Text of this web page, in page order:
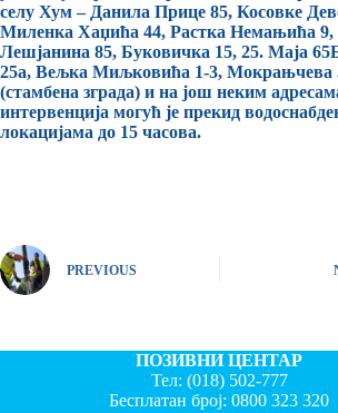
селу Хум – Данила Прице 85, Косовке
Миленка Хаџића 44, Растка Немањића 9,
Лешјанина 85, Буковичка 15, 25. Маја
25а, Вељка Миљковића 1-3, Мокрањчева
(стамбена зграда) и на још неким
интервенција могућ је прекид
локацијама до 15 часова.
PREVIOUS
ПОЗИВНИ ЦЕНТАР
Тел: (018) 502-777
Бесплатан број:0800 323 320